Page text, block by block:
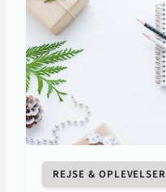
REJSE & OPLEVELSER